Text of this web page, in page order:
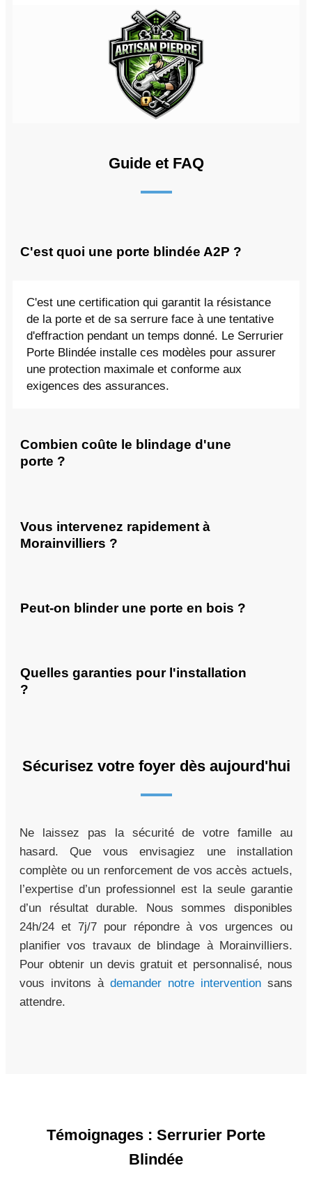
Guide et FAQ
C'est quoi une porte blindée A2P ?
C'est une certification qui garantit la résistance
de la porte et de sa serrure face à une tentative
d'effraction pendant un temps donné. Le Serrurier
Porte Blindée installe ces modèles pour assurer
une protection maximale et conforme aux
exigences des assurances.
Combien coûte le blindage d'une
porte ?
Vous intervenez rapidement à
Morainvilliers ?
Peut-on blinder une porte en bois ?
Quelles garanties pour l'installation
?
Sécurisez votre foyer dès aujourd'hui
Ne laissez pas la sécurité de votre famille au
hasard. Que vous envisagiez une installation
complète ou un renforcement de vos accès actuels,
l’expertise d’un professionnel est la seule garantie
d’un résultat durable. Nous sommes disponibles
24h/24 et 7j/7 pour répondre à vos urgences ou
planifier vos travaux de blindage à Morainvilliers.
Pour obtenir un devis gratuit et personnalisé, nous
vous invitons à demander notre intervention sans
attendre.
Témoignages : Serrurier Porte
Blindée